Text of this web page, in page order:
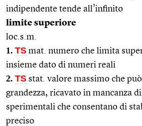
indipendente tende all’infinito
limite superiore
loc.s.m.
1. TS mat. numero che limita
insieme dato di numeri reali
2. TS stat. valore massimo che
grandezza, ricavato in mancanza
sperimentali che consentano di
preciso